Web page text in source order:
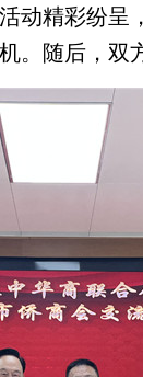
动精彩纷呈
。随后，双